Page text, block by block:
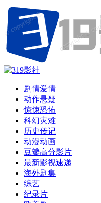
剧情爱情
动作悬疑
惊悚恐怖
科幻灾难
历史传记
动漫动画
豆瓣高分影片
最新影视速递
海外剧集
综艺
纪录片